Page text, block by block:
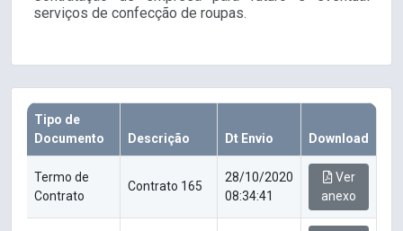
serviços de confecção de roupas.
Tipo de
Documento
Descrição Dt Envio Download
Termo de
Contrato
Contrato 165
28/10/2020
08:34:41
Ver
anexo